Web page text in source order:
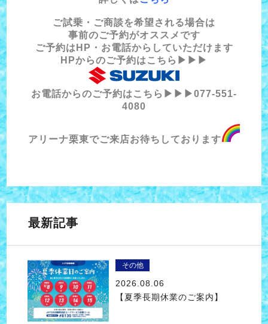
ご試乗・ご商談を希望される場合は
事前のご予約がオススメです
ご予約はHP・お電話からしていただけます
HPからのご予約はこちら▶▶▶
お電話からのご予約はこちら▶▶▶077-551-
4080
アリーナ栗東でご来店お待ちしております
最新記事
その他
2026.08.06
【夏季長期休業のご案内】